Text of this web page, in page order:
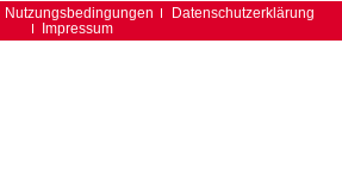
Nutzungsbedingungen
Datenschutzerklärung
Impressum